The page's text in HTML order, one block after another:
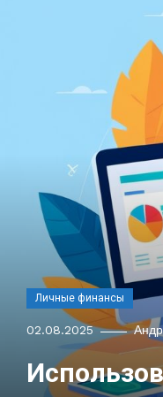
Личные финансы
02.08.2025